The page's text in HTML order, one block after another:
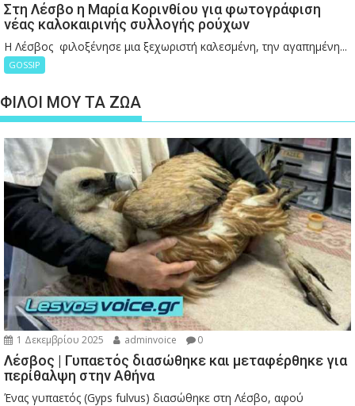
Στη Λέσβο η Μαρία Κορινθίου για φωτογράφιση
νέας καλοκαιρινής συλλογής ρούχων
Η Λέσβος φιλοξένησε μια ξεχωριστή καλεσμένη, την αγαπημένη...
GOSSIP
ΦΙΛΟΙ ΜΟΥ ΤΑ ΖΩΑ
1 Δεκεμβρίου 2025 adminvoice 0
Λέσβος | Γυπαετός διασώθηκε και μεταφέρθηκε για
περίθαλψη στην Αθήνα
Ένας γυπαετός (Gyps fulvus) διασώθηκε στη Λέσβο, αφού